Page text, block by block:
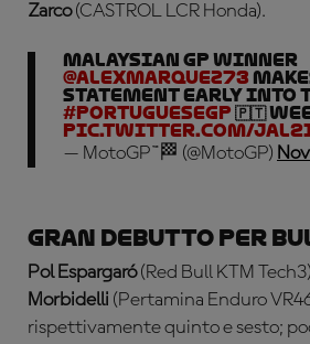
Zarco(CASTROL LCR Honda).
Malaysian GP winner
@alexmarquez73
statement early into
#PortugueseGP 🇵🇹
pic.twitter.com/
— MotoGP™🏁 (@MotoGP)
Gran debutto per
Pol Espargaró(Red Bull KTM
Morbidelli (Pertamina Enduro
rispettivamente quinto e sesto;